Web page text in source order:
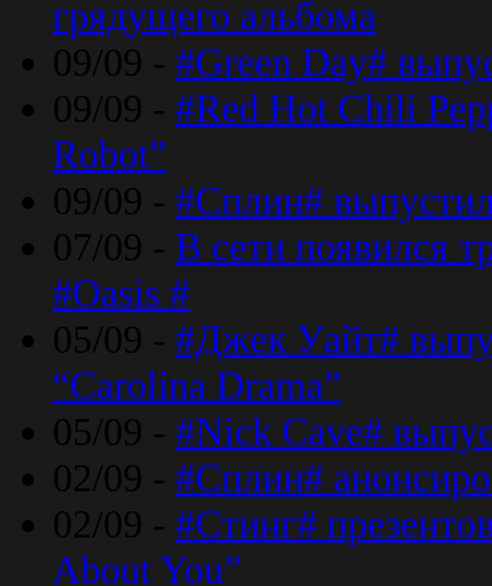
грядущего альбома
09/09 - #Green Day#
09/09 - #Red Hot Chili
Robot”
09/09 - #Сплин#
07/09 - В сети появился
#Oasis #
05/09 - #Джек Уайт#
“Carolina Drama”
05/09 - #Nick Cave#
02/09 - #Сплин#
02/09 - #Стинг#
About You”